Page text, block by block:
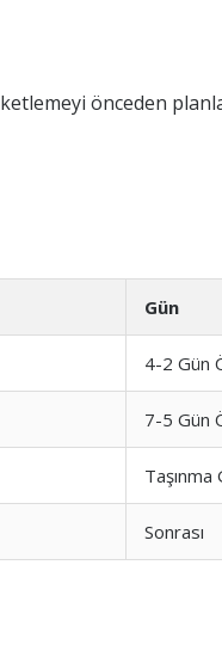
önceden
Gün
4-2 Gün
7-5 Gün
Taşınma
Sonrası